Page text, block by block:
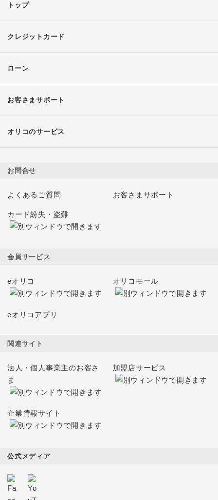
トップ
クレジットカード
ローン
お客さまサポート
オリコのサービス
お問合せ
よくあるご質問 お客さまサポート
カード紛失・盗難
会員サービス
eオリコ オリコモール
eオリコアプリ
関連サイト
法人・個人事業主のお客さ
ま
加盟店サービス
企業情報サイト
公式メディア